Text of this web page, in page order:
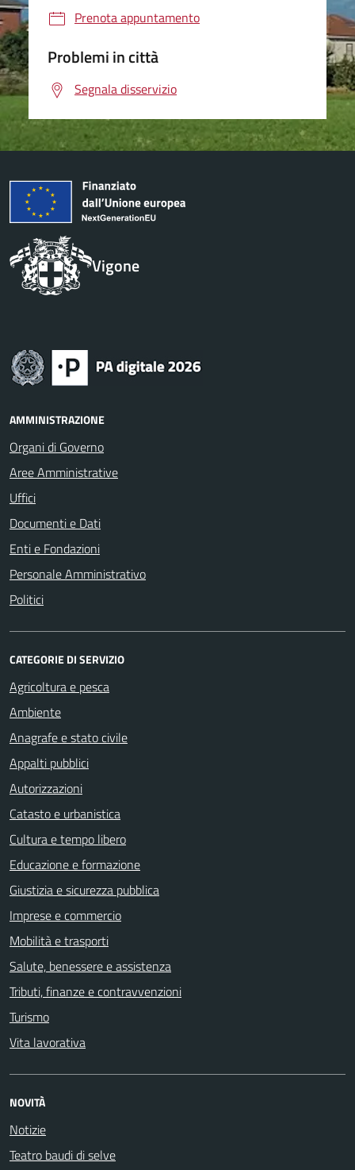
Prenota appuntamento
Problemi in città
Segnala disservizio
Vigone
AMMINISTRAZIONE
Organi di Governo
Aree Amministrative
Uffici
Documenti e Dati
Enti e Fondazioni
Personale Amministrativo
Politici
CATEGORIE DI SERVIZIO
Agricoltura e pesca
Ambiente
Anagrafe e stato civile
Appalti pubblici
Autorizzazioni
Catasto e urbanistica
Cultura e tempo libero
Educazione e formazione
Giustizia e sicurezza pubblica
Imprese e commercio
Mobilità e trasporti
Salute, benessere e assistenza
Tributi, finanze e contravvenzioni
Turismo
Vita lavorativa
NOVITÀ
Notizie
Teatro baudi di selve